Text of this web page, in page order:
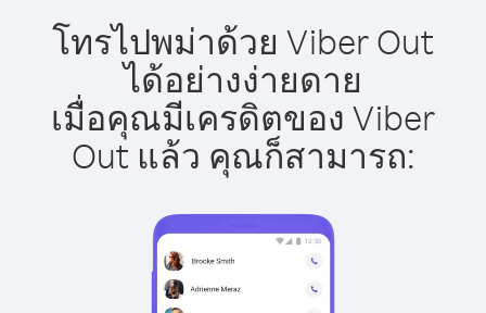
โทรไปพม่าด้วย Viber Out
ได้อย่างง่ายดาย
เมื่อคุณมีเครดิตของ Viber
Out แล้ว คุณก็สามารถ: